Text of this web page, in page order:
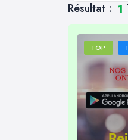
Résultat : 1
TOP